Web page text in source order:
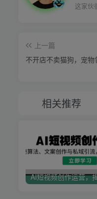
这家伙
上一篇
不开店不卖猫狗，宠物
相关推荐